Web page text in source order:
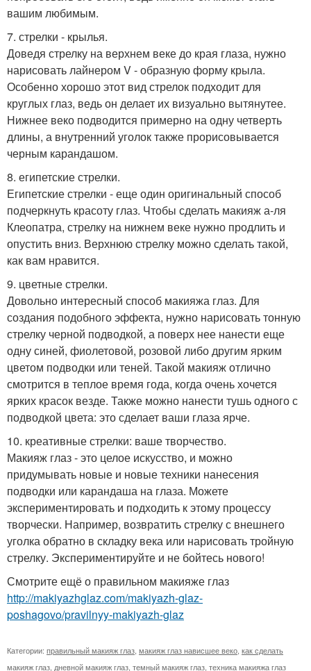
вашим любимым.
7. стрелки - крылья.
Доведя стрелку на верхнем веке до края глаза, нужно
нарисовать лайнером V - образную форму крыла.
Особенно хорошо этот вид стрелок подходит для
круглых глаз, ведь он делает их визуально вытянутее.
Нижнее веко подводится примерно на одну четверть
длины, а внутренний уголок также прорисовывается
черным карандашом.
8. египетские стрелки.
Египетские стрелки - еще один оригинальный способ
подчеркнуть красоту глаз. Чтобы сделать макияж а-ля
Клеопатра, стрелку на нижнем веке нужно продлить и
опустить вниз. Верхнюю стрелку можно сделать такой,
как вам нравится.
9. цветные стрелки.
Довольно интересный способ макияжа глаз. Для
создания подобного эффекта, нужно нарисовать тонную
стрелку черной подводкой, а поверх нее нанести еще
одну синей, фиолетовой, розовой либо другим ярким
цветом подводки или теней. Такой макияж отлично
смотрится в теплое время года, когда очень хочется
ярких красок везде. Также можно нанести тушь одного с
подводкой цвета: это сделает ваши глаза ярче.
10. креативные стрелки: ваше творчество.
Макияж глаз - это целое искусство, и можно
придумывать новые и новые техники нанесения
подводки или карандаша на глаза. Можете
экспериментировать и подходить к этому процессу
творчески. Например, возвратить стрелку с внешнего
уголка обратно в складку века или нарисовать тройную
стрелку. Экспериментируйте и не бойтесь нового!
Смотрите ещё о правильном макияже глаз
http://makiyazhglaz.com/makiyazh-glaz-
poshagovo/pravilnyy-makiyazh-glaz
Категории: правильный макияж глаз макияж глаз нависшее веко как сделать
макияж глаз дневной макияж глаз темный макияж глаз техника макияжа глаз